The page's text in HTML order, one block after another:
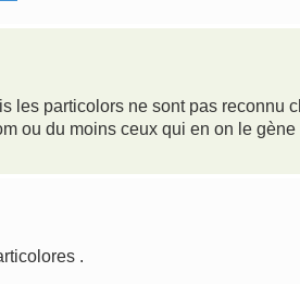
les particolors ne sont pas reconnu
ou du moins ceux qui en on le
.